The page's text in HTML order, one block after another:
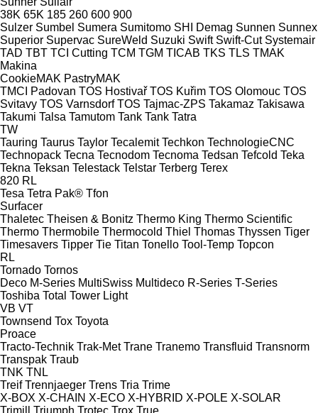
38K 65K 185 260 600 900
Sulzer Sumbel Sumera Sumitomo SHI Demag Sunnen Sunnex
Superior Supervac SureWeld Suzuki Swift Swift-Cut Systemair
TAD TBT TCI Cutting TCM TGM TICAB TKS TLS TMAK
Makina
CookieMAK PastryMAK
TMCI Padovan TOS Hostivař TOS Kuřim TOS Olomouc TOS
Svitavy TOS Varnsdorf TOS Tajmac-ZPS Takamaz Takisawa
Takumi Talsa Tamutom Tank Tank Tatra
TW
Tauring Taurus Taylor Tecalemit Techkon TechnologieCNC
Technopack Tecna Tecnodom Tecnoma Tedsan Tefcold Teka
Tekna Teksan Telestack Telstar Terberg Terex
820 RL
Tesa Tetra Pak® Tfon
Surfacer
Thaletec Theisen & Bonitz Thermo King Thermo Scientific
Thermo Thermobile Thermocold Thiel Thomas Thyssen Tiger
Timesavers Tipper Tie Titan Tonello Tool-Temp Topcon
RL
Tornado Tornos
Deco M-Series MultiSwiss Multideco R-Series T-Series
Toshiba Total Tower Light
VB VT
Townsend Tox Toyota
Proace
Tracto-Technik Trak-Met Trane Tranemo Transfluid Transnorm
Transpak Traub
TNK TNL
Treif Trennjaeger Trens Tria Trime
X-BOX X-CHAIN X-ECO X-HYBRID X-POLE X-SOLAR
Trimill
Triumph Trotec Trox True